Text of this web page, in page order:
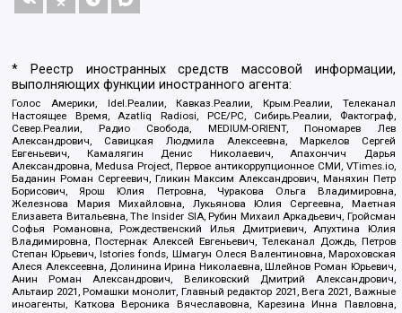
* Реестр иностранных средств массовой информации,
выполняющих функции иностранного агента:
Голос Америки, Idel.Реалии, Кавказ.Реалии, Крым.Реалии, Телеканал
Настоящее Время, Azatliq Radiosi, PCE/PC, Сибирь.Реалии, Фактограф,
Север.Реалии, Радио Свобода, MEDIUM-ORIENT, Пономарев Лев
Александрович, Савицкая Людмила Алексеевна, Маркелов Сергей
Евгеньевич, Камалягин Денис Николаевич, Апахончич Дарья
Александровна, Medusa Project, Первое антикоррупционное СМИ, VTimes.io,
Баданин Роман Сергеевич, Гликин Максим Александрович, Маняхин Петр
Борисович, Ярош Юлия Петровна, Чуракова Ольга Владимировна,
Железнова Мария Михайловна, Лукьянова Юлия Сергеевна, Маетная
Елизавета Витальевна, The Insider SIA, Рубин Михаил Аркадьевич, Гройсман
Софья Романовна, Рождественский Илья Дмитриевич, Апухтина Юлия
Владимировна, Постернак Алексей Евгеньевич, Телеканал Дождь, Петров
Степан Юрьевич, Istories fonds, Шмагун Олеся Валентиновна, Мароховская
Алеся Алексеевна, Долинина Ирина Николаевна, Шлейнов Роман Юрьевич,
Анин Роман Александрович, Великовский Дмитрий Александрович,
Альтаир 2021, Ромашки монолит, Главный редактор 2021, Вега 2021, Важные
иноагенты, Каткова Вероника Вячеславовна, Карезина Инна Павловна,